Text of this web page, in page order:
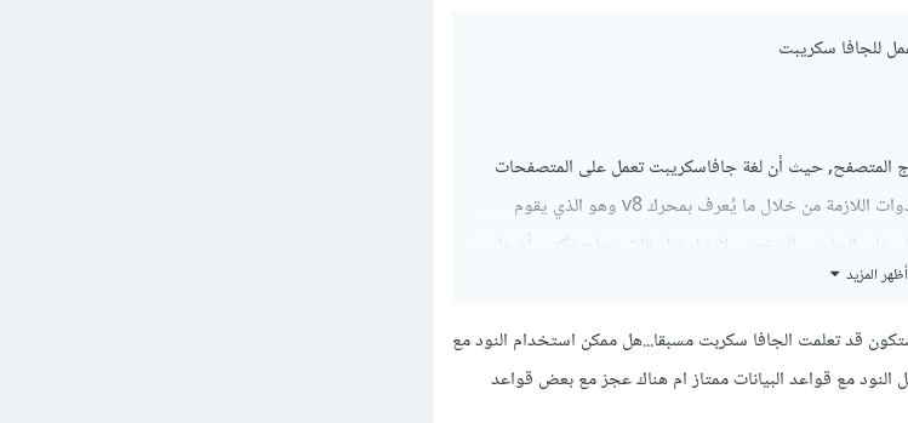
للجافا سكريبت
المتصفح, حيث أن لغة جافاسكريبت تعمل على المتصفحات
فقط , بيئة عمل نود تقوم بتوفير المكاتب اللازمة والأدوات اللازمة من خلال ما يُعرف بمحرك v8 وهو الذي يقوم
على الحاسب الشخصي لإنشاء تطبيقات سطح مكتب أو على
أظهر المزيد
قد تعلمت الجافا سكربت مسبقا...هل ممكن استخدام النود مع
النود مع قواعد البيانات ممتاز ام هناك عجز مع بعض قواعد